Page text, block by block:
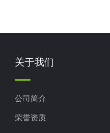
关于我们
公司简介
荣誉资质